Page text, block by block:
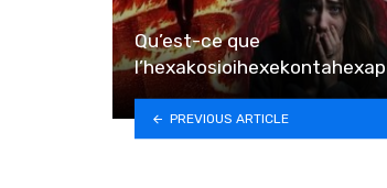
Qu’est-ce que
PREVIOUS ARTICLE